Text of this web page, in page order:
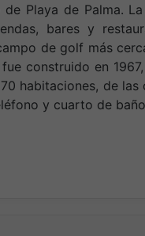
Playa de Palma.
bares y
de golf más
construido en
habitaciones, de las
y cuarto de